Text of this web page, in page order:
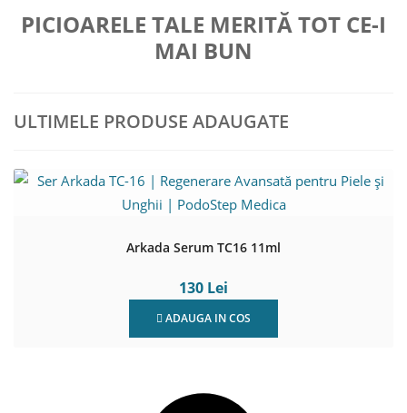
PICIOARELE TALE MERITĂ TOT CE-I
MAI BUN
ULTIMELE PRODUSE ADAUGATE
Arkada Serum TC16 11ml
130 Lei
ADAUGA IN COS